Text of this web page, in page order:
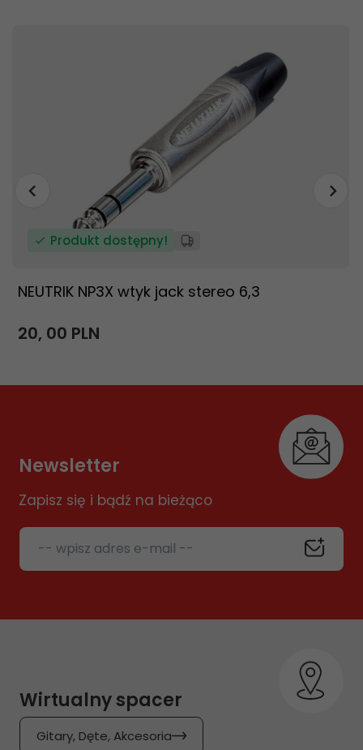
Produkt dostępny!
NEUTRIK NP3X wtyk jack stereo 6,3
20, 00 PLN
Newsletter
Zapisz się i bądź na bieżąco
-- wpisz adres e-mail --
Wirtualny spacer
Gitary, Dęte, Akcesoria